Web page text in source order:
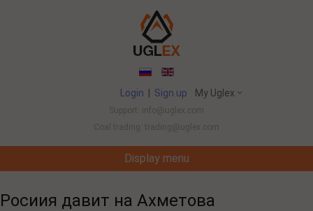
My Uglex
Login Sign up
Support: info@uglex.com
Coal trading: trading@uglex.com
Display menu
Росиия давит на Ахметова